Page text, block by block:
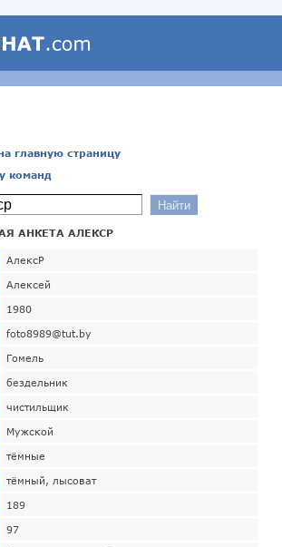
главную страницу
команд
АНКЕТА АЛЕКСР
АлексР
Алексей
1980
foto8989@tut.by
Гомель
бездельник
чистильщик
Мужской
тёмные
тёмный, лысоват
189
97